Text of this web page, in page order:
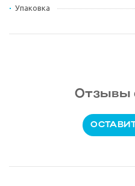
Упаковка
Отзывы